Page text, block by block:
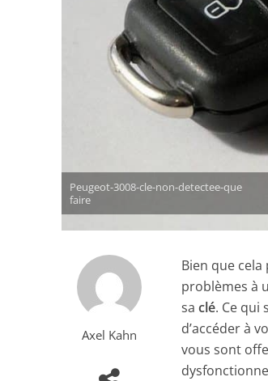
Peugeot-3008-cle-non-detectee-que
faire
Axel Kahn
Bien que
problèmes à
saclé. Ce qui
d’accéder à
vous sont